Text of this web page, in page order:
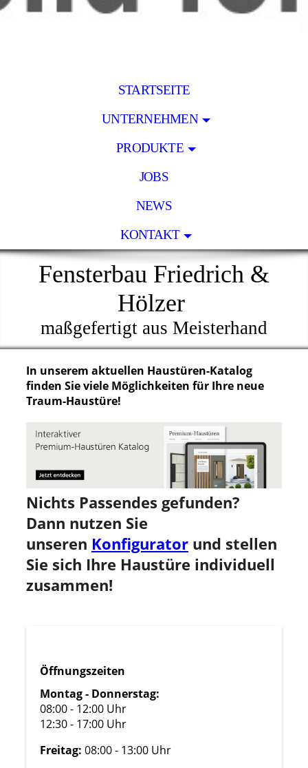
STARTSEITE
UNTERNEHMEN
PRODUKTE
JOBS
NEWS
KONTAKT
Fensterbau Friedrich &
Hölzer
maßgefertigt aus Meisterhand
In unserem aktuellen Haustüren-Katalog
finden Sie viele Möglichkeiten für Ihre neue
Traum-Haustüre!
Nichts Passendes gefunden?
Dann nutzen Sie
unseren Konfiguratorund stellen
Sie sich Ihre Haustüre individuell
zusammen!
Öffnungszeiten
Montag - Donnerstag:
08:00 - 12:00 Uhr
12:30 - 17:00 Uhr
Freitag: 08:00 - 13:00 Uhr